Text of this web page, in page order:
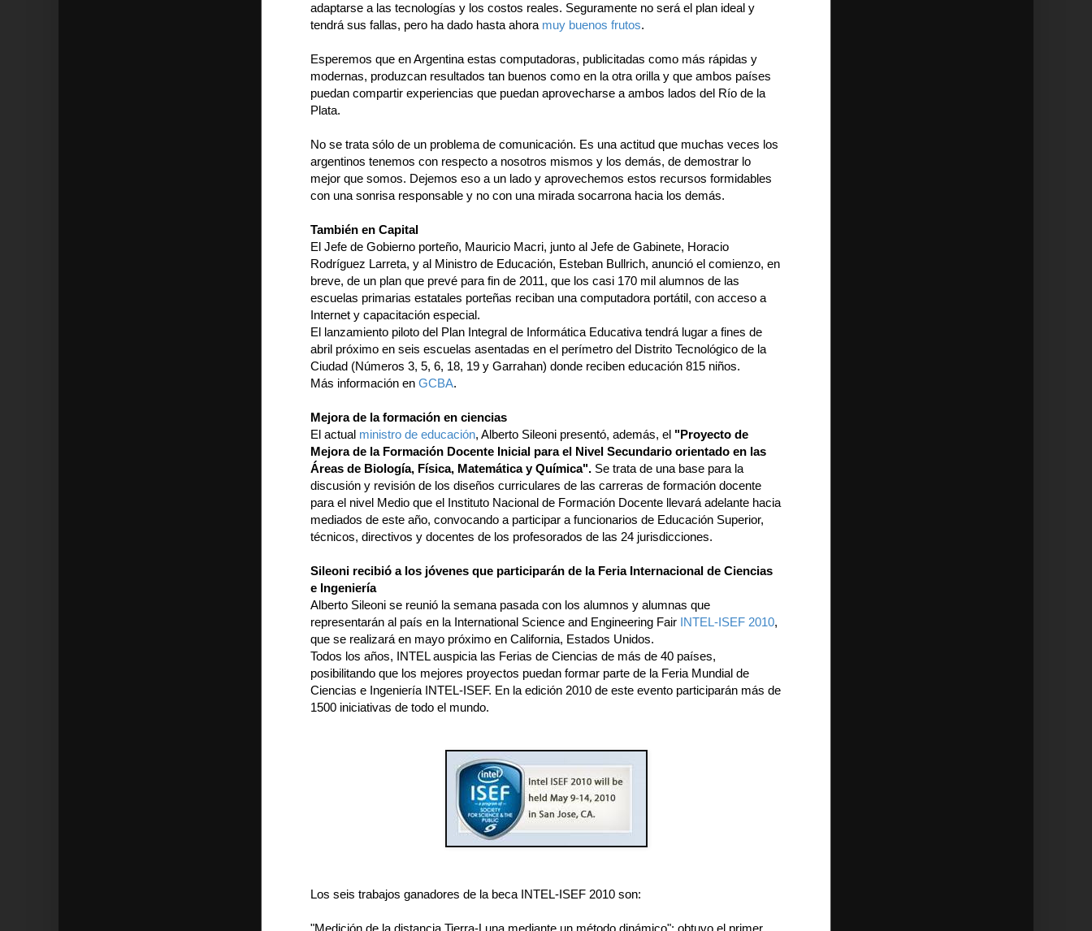
adaptarse a las tecnologías y los costos reales. Seguramente no será el plan ideal y
tendrá sus fallas, pero ha dado hasta ahora muy buenos frutos.
Esperemos que en Argentina estas computadoras, publicitadas como más rápidas y
modernas, produzcan resultados tan buenos como en la otra orilla y que ambos países
puedan compartir experiencias que puedan aprovecharse a ambos lados del Río de la
Plata.
No se trata sólo de un problema de comunicación. Es una actitud que muchas veces los
argentinos tenemos con respecto a nosotros mismos y los demás, de demostrar lo
mejor que somos. Dejemos eso a un lado y aprovechemos estos recursos formidables
con una sonrisa responsable y no con una mirada socarrona hacia los demás.
También en Capital
El Jefe de Gobierno porteño, Mauricio Macri, junto al Jefe de Gabinete, Horacio
Rodríguez Larreta, y al Ministro de Educación, Esteban Bullrich, anunció el comienzo, en
breve, de un plan que prevé para fin de 2011, que los casi 170 mil alumnos de las
escuelas primarias estatales porteñas reciban una computadora portátil, con acceso a
Internet y capacitación especial.
El lanzamiento piloto del Plan Integral de Informática Educativa tendrá lugar a fines de
abril próximo en seis escuelas asentadas en el perímetro del Distrito Tecnológico de la
Ciudad (Números 3, 5, 6, 18, 19 y Garrahan) donde reciben educación 815 niños.
Más información en GCBA.
Mejora de la formación en ciencias
El actual ministro de educación, Alberto Sileoni presentó, además, el "Proyecto de
Mejora de la Formación Docente Inicial para el Nivel Secundario orientado en las
Áreas de Biología, Física, Matemática y Química". Se trata de una base para la
discusión y revisión de los diseños curriculares de las carreras de formación docente
para el nivel Medio que el Instituto Nacional de Formación Docente llevará adelante hacia
mediados de este año, convocando a participar a funcionarios de Educación Superior,
técnicos, directivos y docentes de los profesorados de las 24 jurisdicciones.
Sileoni recibió a los jóvenes que participarán de la Feria Internacional de Ciencias
e Ingeniería
Alberto Sileoni se reunió la semana pasada con los alumnos y alumnas que
representarán al país en la International Science and Engineering Fair INTEL-ISEF 2010,
que se realizará en mayo próximo en California, Estados Unidos.
Todos los años, INTEL auspicia las Ferias de Ciencias de más de 40 países,
posibilitando que los mejores proyectos puedan formar parte de la Feria Mundial de
Ciencias e Ingeniería INTEL-ISEF. En la edición 2010 de este evento participarán más de
1500 iniciativas de todo el mundo.
Los seis trabajos ganadores de la beca INTEL-ISEF 2010 son: